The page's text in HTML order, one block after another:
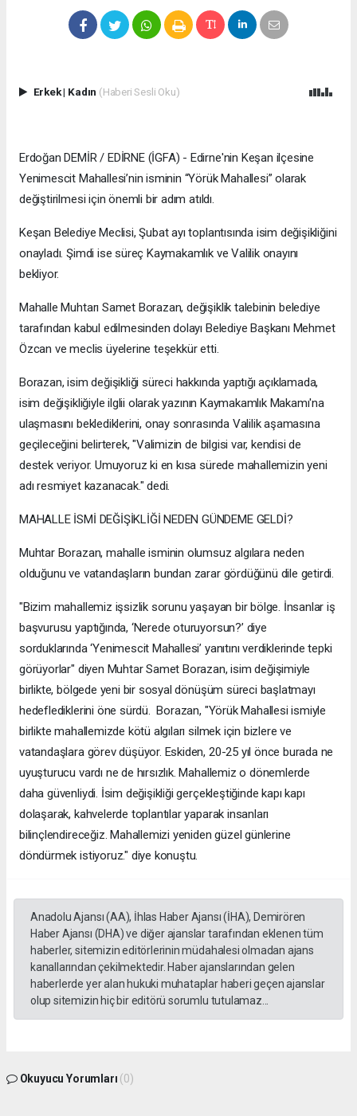
Erkek| Kadın (Haberi Sesli Oku)
Erdoğan DEMİR / EDİRNE (İGFA) - Edirne'nin Keşan ilçesine
Yenimescit Mahallesi’nin isminin “Yörük Mahallesi” olarak
değiştirilmesi için önemli bir adım atıldı.
Keşan Belediye Meclisi, Şubat ayı toplantısında isim değişikliğini
onayladı. Şimdi ise süreç Kaymakamlık ve Valilik onayını
bekliyor.
Mahalle Muhtarı Samet Borazan, değişiklik talebinin belediye
tarafından kabul edilmesinden dolayı Belediye Başkanı Mehmet
Özcan ve meclis üyelerine teşekkür etti.
Borazan, isim değişikliği süreci hakkında yaptığı açıklamada,
isim değişikliğiyle ilglii olarak yazının Kaymakamlık Makamı'na
ulaşmasını beklediklerini, onay sonrasında Valilik aşamasına
geçileceğini belirterek, "Valimizin de bilgisi var, kendisi de
destek veriyor. Umuyoruz ki en kısa sürede mahallemizin yeni
adı resmiyet kazanacak." dedi.
MAHALLE İSMİ DEĞİŞİKLİĞİ NEDEN GÜNDEME GELDİ?
Muhtar Borazan, mahalle isminin olumsuz algılara neden
olduğunu ve vatandaşların bundan zarar gördüğünü dile getirdi.
"Bizim mahallemiz işsizlik sorunu yaşayan bir bölge. İnsanlar iş
başvurusu yaptığında, ‘Nerede oturuyorsun?’ diye
sorduklarında ‘Yenimescit Mahallesi’ yanıtını verdiklerinde tepki
görüyorlar" diyen Muhtar Samet Borazan, isim değişimiyle
birlikte, bölgede yeni bir sosyal dönüşüm süreci başlatmayı
hedeflediklerini öne sürdü. Borazan, "Yörük Mahallesi ismiyle
birlikte mahallemizde kötü algıları silmek için bizlere ve
vatandaşlara görev düşüyor. Eskiden, 20-25 yıl önce burada ne
uyuşturucu vardı ne de hırsızlık. Mahallemiz o dönemlerde
daha güvenliydi. İsim değişikliği gerçekleştiğinde kapı kapı
dolaşarak, kahvelerde toplantılar yaparak insanları
bilinçlendireceğiz. Mahallemizi yeniden güzel günlerine
döndürmek istiyoruz." diye konuştu.
Anadolu Ajansı (AA), İhlas Haber Ajansı (İHA), Demirören
Haber Ajansı (DHA) ve diğer ajanslar tarafından eklenen tüm
haberler, sitemizin editörlerinin müdahalesi olmadan ajans
kanallarından çekilmektedir. Haber ajanslarından gelen
haberlerde yer alan hukuki muhataplar haberi geçen ajanslar
olup sitemizin hiç bir editörü sorumlu tutulamaz...
Okuyucu Yorumları (0)